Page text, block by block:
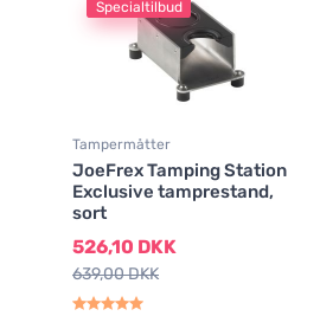
Specialtilbud
Tampermåtter
JoeFrex Tamping Station
Exclusive tamprestand,
sort
526,10 DKK
639,00 DKK